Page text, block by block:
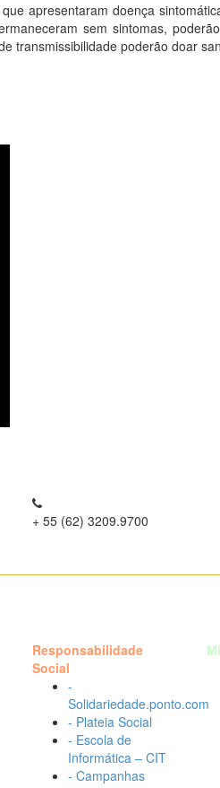
apresentaram doença
sem sintomas,
transmissibilidade poderão doar
+ 55 (62) 3209.9700
Responsabilidade
Social
-
Solidariedade.ponto.com
- Plateia Social
- Escola de
Informática – CIT
- Campanhas